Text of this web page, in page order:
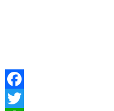
Facebook